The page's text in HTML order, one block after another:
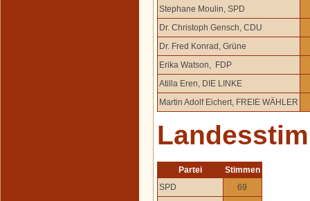
Stephane Moulin, SPD
Dr. Christoph Gensch, CDU
Dr. Fred Konrad, Grüne
Erika Watson, FDP
Atilla Eren, DIE LINKE
Martin Adolf Eichert, FREIE WÄHLER
Partei
Stimmen
SPD
69